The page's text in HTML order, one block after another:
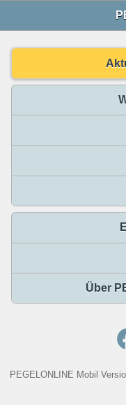
Über
PEGELONLINE Mobil